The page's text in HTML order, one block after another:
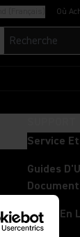
Où
Service
Guides
Outils En